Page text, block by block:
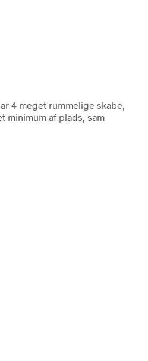
4 meget rummelige skabe,
minimum af plads, sam